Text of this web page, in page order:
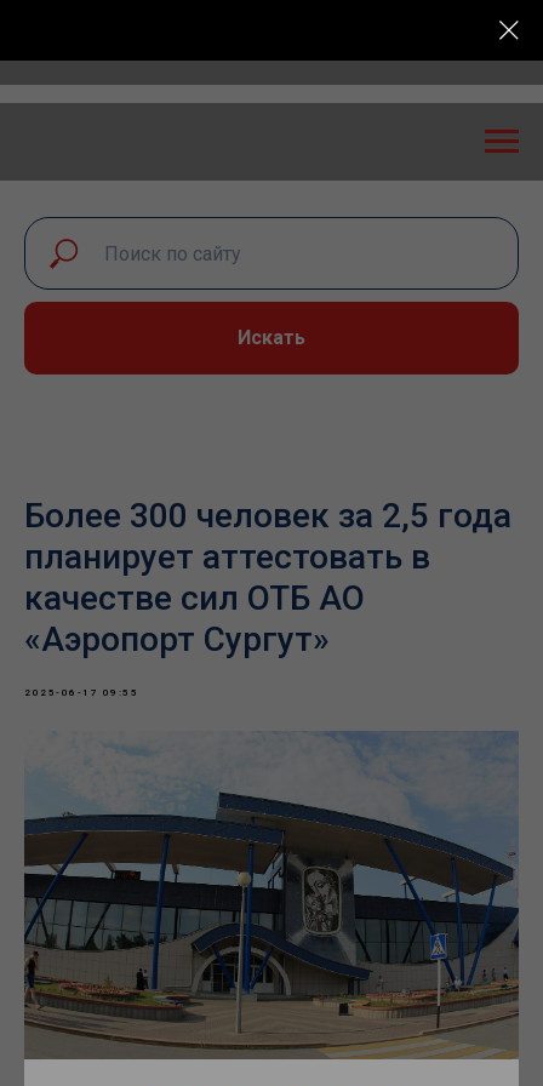
конференция «Транспортная
Искать
Более 300 человек за 2,5 года
планирует аттестовать в
качестве сил ОТБ АО
«Аэропорт Сургут»
2025-06-17 09:55